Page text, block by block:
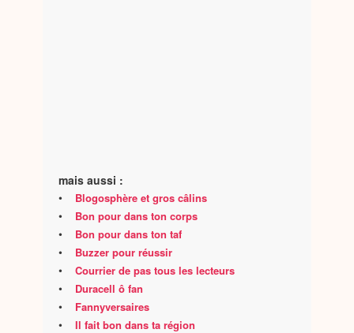
mais aussi :
• Blogosphère et gros câlins
• Bon pour dans ton corps
• Bon pour dans ton taf
• Buzzer pour réussir
• Courrier de pas tous les lecteurs
• Duracell ô fan
• Fannyversaires
• Il fait bon dans ta région